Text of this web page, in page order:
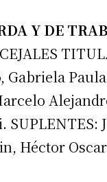
Y DE
Gabriela
Héctor